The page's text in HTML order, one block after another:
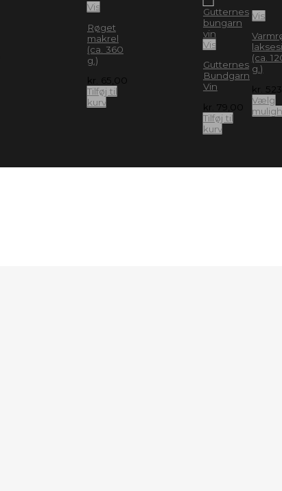
Vis
Røget
makrel
(ca. 360
g.)
kr.
65,00
Tilføj til
kurv
Vis
Gutternes
Bundgarn
Vin
kr.
79,00
Tilføj til
kurv
Vis
(ca.
g.)
kr.
Vælg